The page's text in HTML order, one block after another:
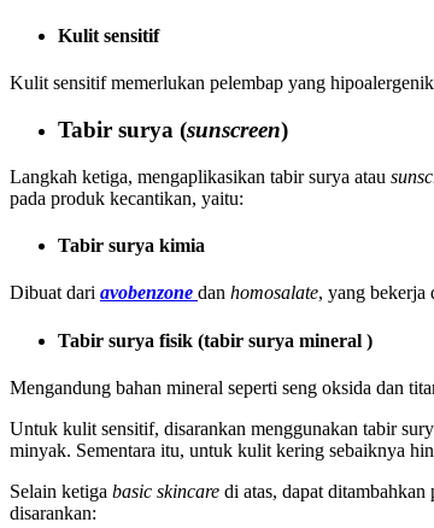
Kulit sensitif
Kulit sensitif memerlukan pelembap yang
Tabir surya (sunscreen)
Langkah ketiga, mengaplikasikan tabir surya atau
pada produk kecantikan, yaitu:
Tabir surya kimia
Dibuat dari avobenzone dan homosalate, yang bekerja
Tabir surya fisik (tabir surya mineral )
Mengandung bahan mineral seperti seng oksida dan
Untuk kulit sensitif, disarankan menggunakan tabir
minyak. Sementara itu, untuk kulit kering sebaiknya
Selain ketiga basic skincare di atas, dapat
disarankan: